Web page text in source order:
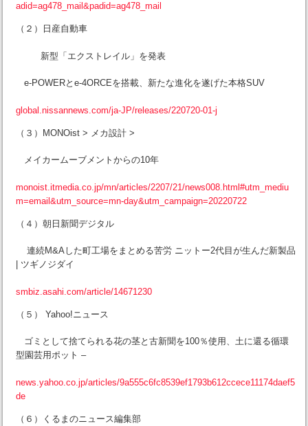
adid=ag478_mail&padid=ag478_mail
（２）日産自動車
新型「エクストレイル」を発表
e-POWERとe-4ORCEを搭載、新たな進化を遂げた本格SUV
global.nissannews.com/ja-JP/releases/220720-01-j
（３）MONOist > メカ設計 >
メイカームーブメントからの10年
monoist.itmedia.co.jp/mn/articles/2207/21/news008.html#utm_mediu
m=email&utm_source=mn-day&utm_campaign=20220722
（４）朝日新聞デジタル
連続M&Aした町工場をまとめる苦労 ニットー2代目が生んだ新製品
| ツギノジダイ
smbiz.asahi.com/article/14671230
（５） Yahoo!ニュース
ゴミとして捨てられる花の茎と古新聞を100％使用、土に還る循環
型園芸用ポット –
news.yahoo.co.jp/articles/9a555c6fc8539ef1793b612ccece11174daef5
de
（６）くるまのニュース編集部